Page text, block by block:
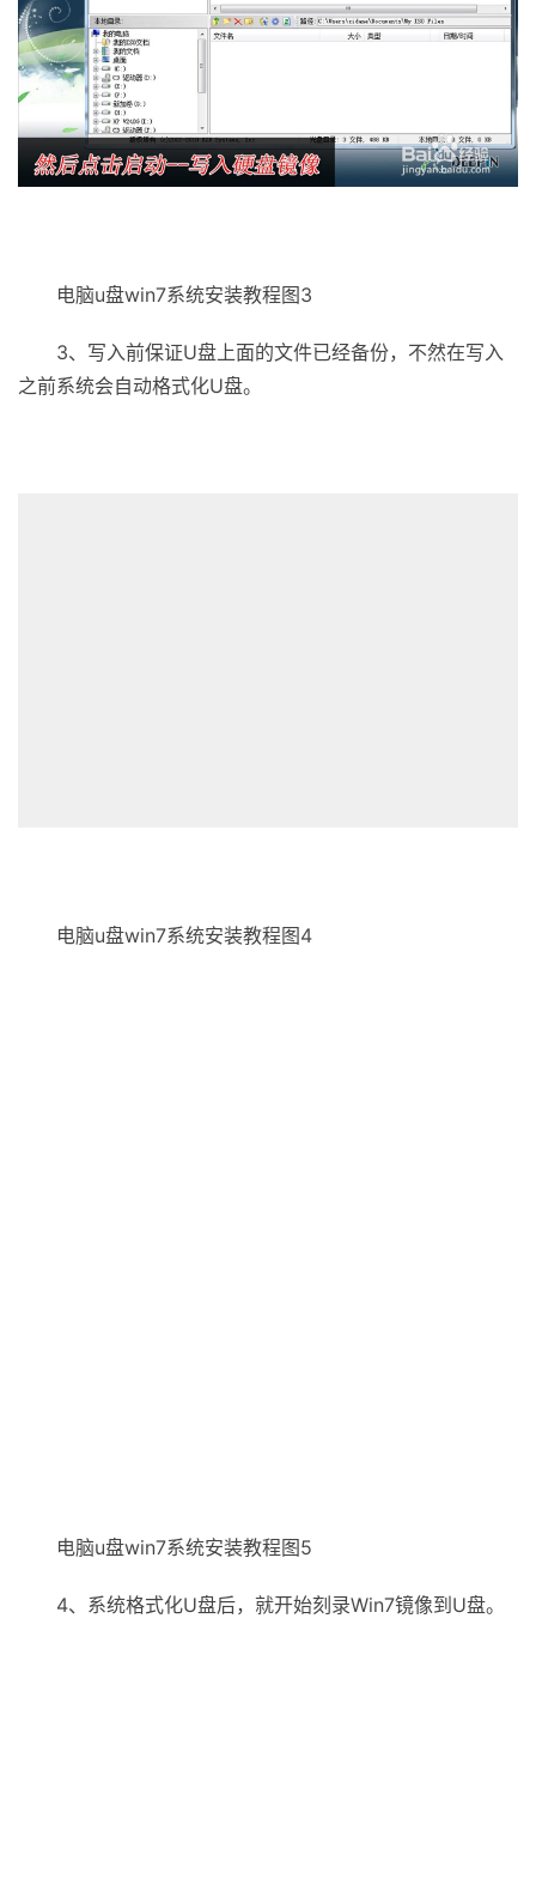
电脑u盘win7系统安装教程图3
3、写入前保证U盘上面的文件已经备份，不然在写入
之前系统会自动格式化U盘。
电脑u盘win7系统安装教程图4
电脑u盘win7系统安装教程图5
4、系统格式化U盘后，就开始刻录Win7镜像到U盘。